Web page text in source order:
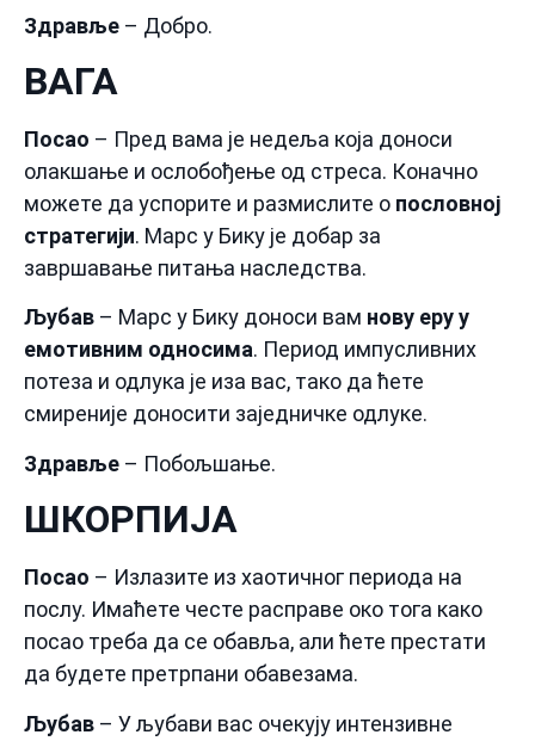
Здравље – Добро.
ВАГА
Посао – Пред вама је недеља која доноси
олакшање и ослобођење од стреса. Коначно
можете да успорите и размислите о пословној
стратегији. Марс у Бику је добар за
завршавање питања наследства.
Љубав – Марс у Бику доноси вам нову еру у
емотивним односима. Период импусливних
потеза и одлука је иза вас, тако да ћете
смиреније доносити заједничке одлуке.
Здравље – Побољшање.
ШКОРПИЈА
Посао – Излазите из хаотичног периода на
послу. Имаћете честе расправе око тога како
посао треба да се обавља, али ћете престати
да будете претрпани обавезама.
Љубав – У љубави вас очекују интензивне